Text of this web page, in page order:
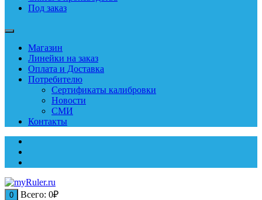
Под заказ
Магазин
Линейки на заказ
Оплата и Доставка
Потребителю
Сертификаты калибровки
Новости
СМИ
Контакты
0 Всего: 0₽